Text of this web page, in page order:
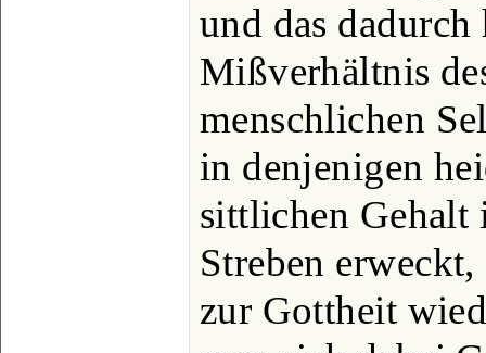
und das
Mißverhältnis
menschlichen
in denjenigen
sittlichen Gehalt
Streben
zur Gottheit